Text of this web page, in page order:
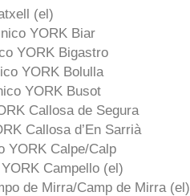
(el)
YORK Biar
YORK Bigastro
YORK Bolulla
YORK Busot
Callosa de Segura
Callosa d’En Sarrià
YORK Calpe/Calp
Campello (el)
de Mirra/Camp de Mirra (el)